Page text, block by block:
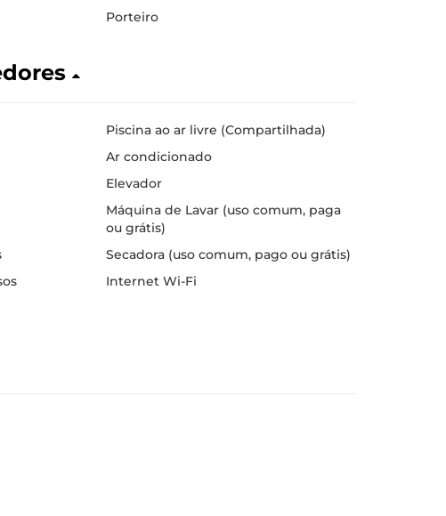
Porteiro
Piscina ao ar livre (Compartilhada)
Ar condicionado
Elevador
Máquina de Lavar (uso comum, paga
ou grátis)
Secadora (uso comum, pago ou grátis)
Internet Wi-Fi